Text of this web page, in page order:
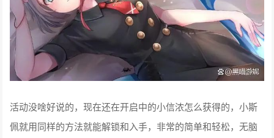
活动没啥好说的，现在还在开启中的小信浓怎么获得的，小斯
佩就用同样的方法就能解锁和入手，非常的简单和轻松，无脑